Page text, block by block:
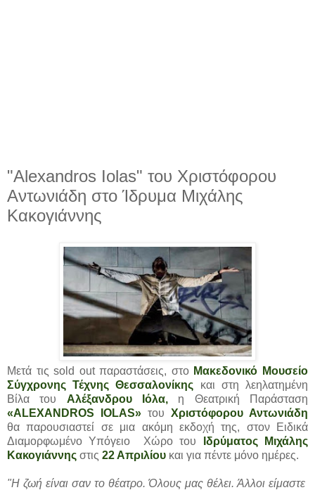
"Alexandros Iolas" του Χριστόφορου
Αντωνιάδη στο Ίδρυμα Μιχάλης
Κακογιάννης
Μετά τις sold out παραστάσεις, στο Μακεδονικό Μουσείο
Σύγχρονης Τέχνης Θεσσαλονίκης και στη λεηλατημένη
Βίλα του Αλέξανδρου Ιόλα, η Θεατρική Παράσταση
«ALEXANDROS IOLAS» του Χριστόφορου Αντωνιάδη
θα παρουσιαστεί σε μια ακόμη εκδοχή της, στον Ειδικά
Διαμορφωμένο Υπόγειο Χώρο του
Ιδρύματος Μιχάλης
Κακογιάννης στις 22 Απριλίου και για πέντε μόνο ημέρες.
"Η ζωή είναι σαν το θέατρο. Όλους μας θέλει. Άλλοι είμαστε